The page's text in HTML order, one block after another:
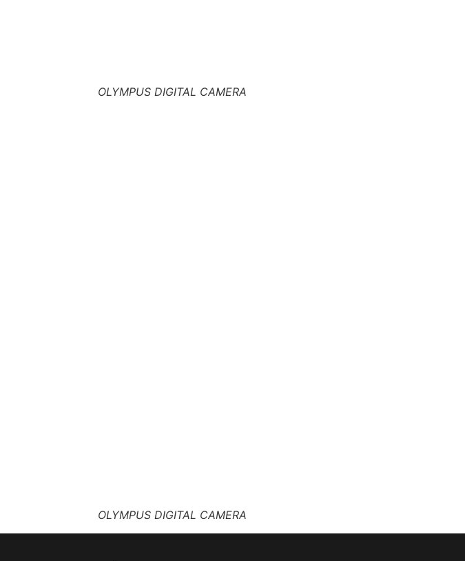
OLYMPUS DIGITAL CAMERA
OLYMPUS DIGITAL CAMERA